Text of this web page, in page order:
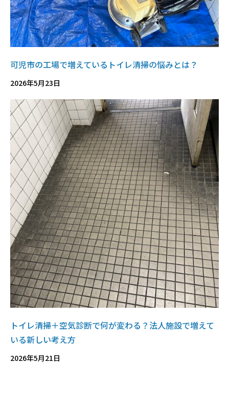
可児市の工場で増えているトイレ清掃の悩みとは？
2026年5月23日
トイレ清掃＋空気診断で何が変わる？法人施設で増えて
いる新しい考え方
2026年5月21日